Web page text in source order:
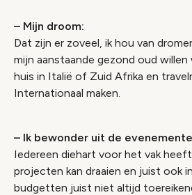
– Mijn droom:
Dat zijn er zoveel, ik hou van
mijn aanstaande gezond oud
huis in Italië of Zuid Afrika en
Internationaal maken.
– Ik bewonder uit de
Iedereen diehart voor het vak
projecten kan draaien en juist ook
budgetten juist niet altijd